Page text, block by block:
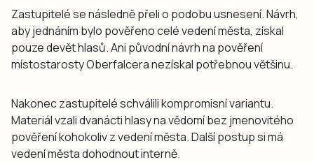
Zastupitelé se následně přeli o podobu usnesení. Návrh,
aby jednáním bylo pověřeno celé vedení města, získal
pouze devět hlasů. Ani původní návrh na pověření
místostarosty Oberfalcera nezískal potřebnou většinu.
Nakonec zastupitelé schválili kompromisní variantu.
Materiál vzali dvanácti hlasy na vědomí bez jmenovitého
pověření kohokoliv z vedení města. Další postup si má
vedení města dohodnout interně.